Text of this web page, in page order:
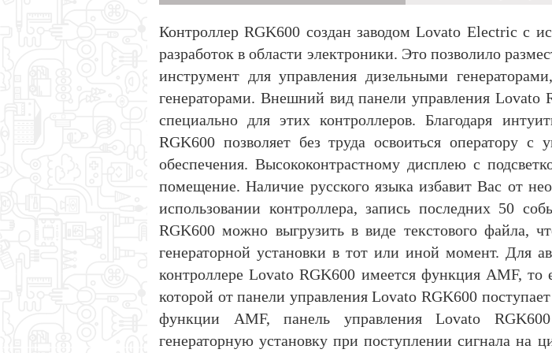
Контроллер RGK600 создан заводом Lovato Electric с
разработок в области электроники. Это позволило
инструмент для управления дизельными
генераторами. Внешний вид панели управления Lovato
специально для этих контроллеров. Благодаря
RGK600 позволяет без труда освоиться оператору
обеспечения. Высококонтрастному дисплею с
помещение. Наличие русского языка избавит Вас от
использовании контроллера, запись последних 50
RGK600 можно выгрузить в виде текстового файла,
генераторной установки в тот или иной момент. Для
контроллере Lovato RGK600 имеется функция AMF,
которой от панели управления Lovato RGK600
функции AMF, панель управления Lovato RGK600
генераторную установку при поступлении сигнала